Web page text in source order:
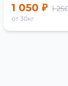
1 050 ₽ 1
от 30кг